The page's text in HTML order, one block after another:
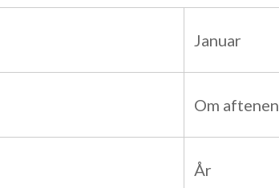
Januar
Om aftenen
År